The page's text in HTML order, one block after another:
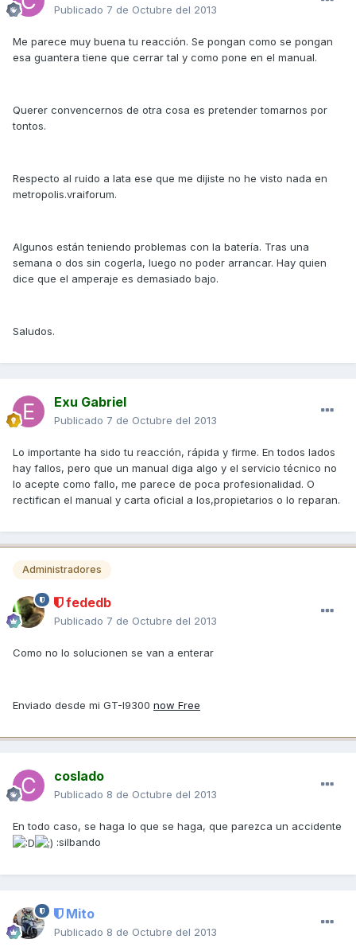
Publicado 7 de Octubre del 2013
Me parece muy buena tu reacción. Se pongan como se pongan
esa guantera tiene que cerrar tal y como pone en el manual.
Querer convencernos de otra cosa es pretender tomarnos por
tontos.
Respecto al ruido a lata ese que me dijiste no he visto nada en
metropolis.vraiforum.
Algunos están teniendo problemas con la batería. Tras una
semana o dos sin cogerla, luego no poder arrancar. Hay quien
dice que el amperaje es demasiado bajo.
Saludos.
Exu Gabriel
Publicado 7 de Octubre del 2013
Lo importante ha sido tu reacción, rápida y firme. En todos lados
hay fallos, pero que un manual diga algo y el servicio técnico no
lo acepte como fallo, me parece de poca profesionalidad. O
rectifican el manual y carta oficial a los,propietarios o lo reparan.
Administradores
fededb
Publicado 7 de Octubre del 2013
Como no lo solucionen se van a enterar
Enviado desde mi GT-I9300 now Free
coslado
Publicado 8 de Octubre del 2013
En todo caso, se haga lo que se haga, que parezca un accidente
:silbando
Mito
Publicado 8 de Octubre del 2013